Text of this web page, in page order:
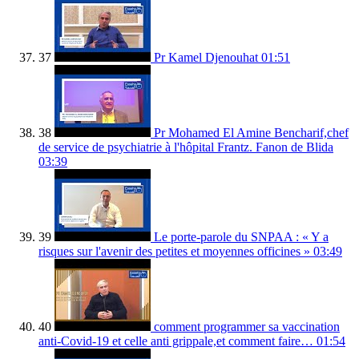
37 Pr Kamel Djenouhat 01:51
38
Pr Mohamed El Amine Bencharif,chef
de service de psychiatrie à l'hôpital Frantz. Fanon de Blida
03:39
39
Le porte-parole du SNPAA : « Y a
risques sur l'avenir des petites et moyennes officines » 03:49
40
comment programmer sa vaccination
anti-Covid-19 et celle anti grippale,et comment faire… 01:54